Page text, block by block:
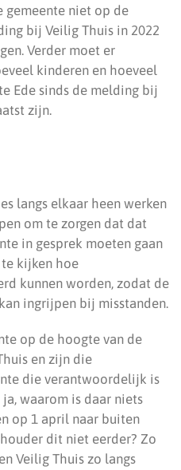
gemeente niet op de
bij Veilig Thuis in 2022
Verder moet er
kinderen en hoeveel
Ede sinds de melding bij
zijn.
langs elkaar heen werken
om te zorgen dat dat
in gesprek moeten gaan
kijken hoe
kunnen worden, zodat de
ingrijpen bij misstanden.
op de hoogte van de
en zijn die
die verantwoordelijk is
waarom is daar niets
op 1 april naar buiten
dit niet eerder? Zo
Veilig Thuis zo langs